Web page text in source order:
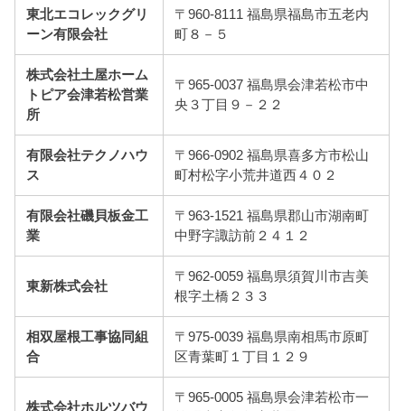
東北エコレックグリ
ーン有限会社
〒960-8111 福島県福島市五老内
町８－５
株式会社土屋ホーム
トピア会津若松営業
所
〒965-0037 福島県会津若松市中
央３丁目９－２２
有限会社テクノハウ
ス
〒966-0902 福島県喜多方市松山
町村松字小荒井道西４０２
有限会社磯貝板金工
業
〒963-1521 福島県郡山市湖南町
中野字諏訪前２４１２
東新株式会社
〒962-0059 福島県須賀川市吉美
根字土橋２３３
相双屋根工事協同組
合
〒975-0039 福島県南相馬市原町
区青葉町１丁目１２９
株式会社ホルツバウ
〒965-0005 福島県会津若松市一